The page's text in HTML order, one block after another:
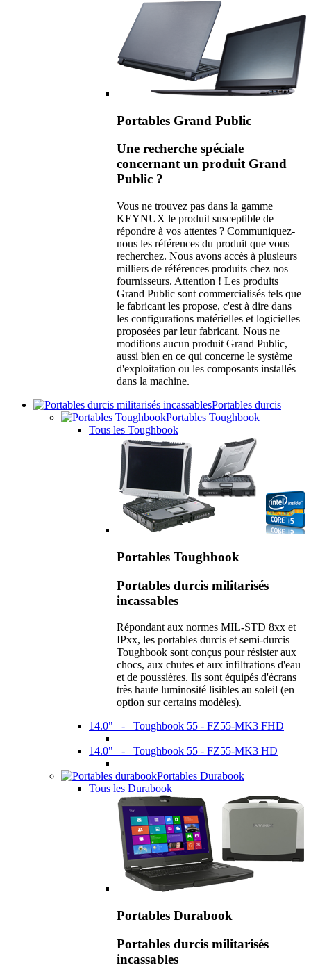
Portables Grand Public
Une recherche spéciale
concernant un produit Grand
Public ?
Vous ne trouvez pas dans la gamme
KEYNUX le produit susceptible de
répondre à vos attentes ? Communiquez-
nous les références du produit que vous
recherchez. Nous avons accès à plusieurs
milliers de références produits chez nos
fournisseurs. Attention ! Les produits
Grand Public sont commercialisés tels que
le fabricant les propose, c'est à dire dans
les configurations matérielles et logicielles
proposées par leur fabricant. Nous ne
modifions aucun produit Grand Public,
aussi bien en ce qui concerne le système
d'exploitation ou les composants installés
dans la machine.
Portables durcis
Portables Toughbook
Tous les Toughbook
Portables Toughbook
Portables durcis militarisés
incassables
Répondant aux normes MIL-STD 8xx et
IPxx, les portables durcis et semi-durcis
Toughbook sont conçus pour résister aux
chocs, aux chutes et aux infiltrations d'eau
et de poussières. Ils sont équipés d'écrans
très haute luminosité lisibles au soleil (en
option sur certains modèles).
14.0" - Toughbook 55 - FZ55-MK3 FHD
14.0" - Toughbook 55 - FZ55-MK3 HD
Portables Durabook
Tous les Durabook
Portables Durabook
Portables durcis militarisés
incassables